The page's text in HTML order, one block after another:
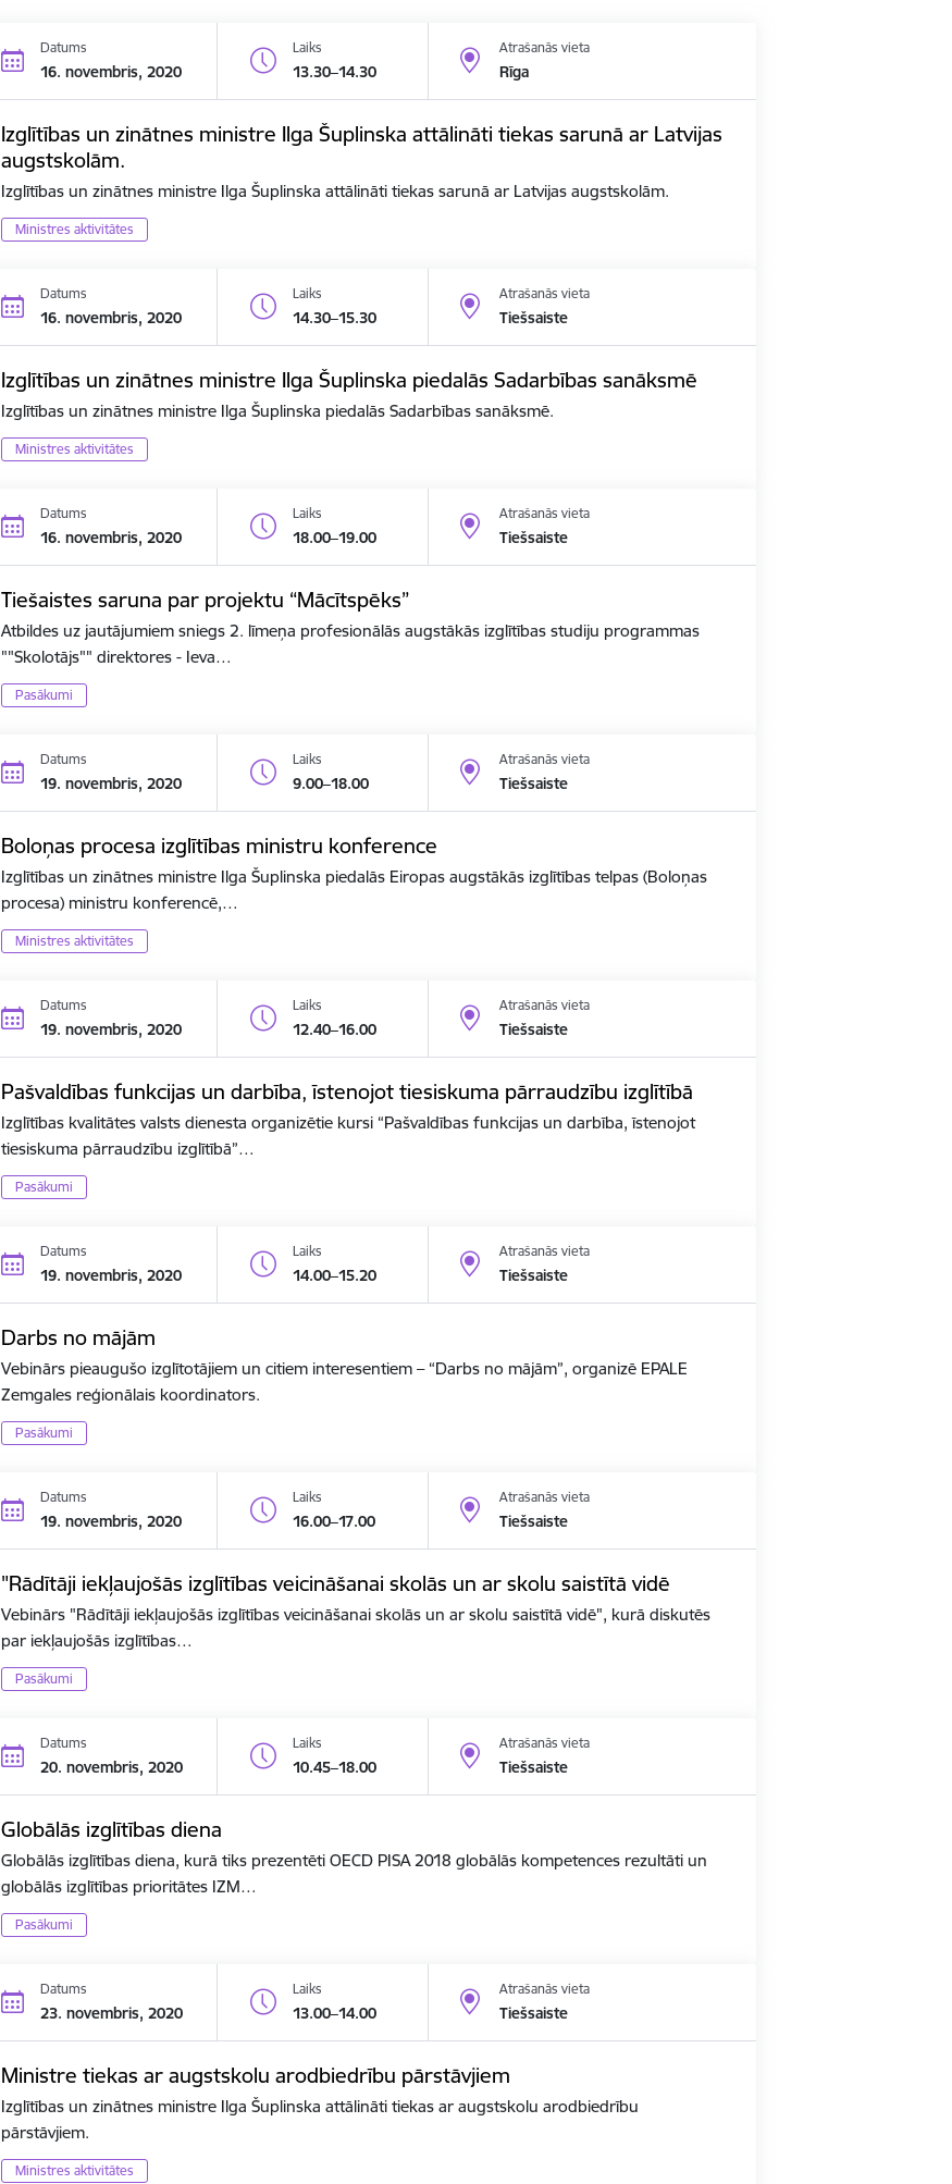
Datums
16. novembris, 2020
Laiks
13.30–14.30
Atrašanās vieta
Rīga
Izglītības un zinātnes ministre Ilga Šuplinska attālināti tiekas sarunā ar Latvijas
augstskolām.
Izglītības un zinātnes ministre Ilga Šuplinska attālināti tiekas sarunā ar Latvijas augstskolām.
Ministres aktivitātes
Datums
16. novembris, 2020
Laiks
14.30–15.30
Atrašanās vieta
Tiešsaiste
Izglītības un zinātnes ministre Ilga Šuplinska piedalās Sadarbības sanāksmē
Izglītības un zinātnes ministre Ilga Šuplinska piedalās Sadarbības sanāksmē.
Ministres aktivitātes
Datums
16. novembris, 2020
Laiks
18.00–19.00
Atrašanās vieta
Tiešsaiste
Tiešaistes saruna par projektu “Mācītspēks”
Atbildes uz jautājumiem sniegs 2. līmeņa profesionālās augstākās izglītības studiju programmas
""Skolotājs"" direktores - Ieva…
Pasākumi
Datums
19. novembris, 2020
Laiks
9.00–18.00
Atrašanās vieta
Tiešsaiste
Boloņas procesa izglītības ministru konference
Izglītības un zinātnes ministre Ilga Šuplinska piedalās Eiropas augstākās izglītības telpas (Boloņas
procesa) ministru konferencē,…
Ministres aktivitātes
Datums
19. novembris, 2020
Laiks
12.40–16.00
Atrašanās vieta
Tiešsaiste
Pašvaldības funkcijas un darbība, īstenojot tiesiskuma pārraudzību izglītībā
Izglītības kvalitātes valsts dienesta organizētie kursi “Pašvaldības funkcijas un darbība, īstenojot
tiesiskuma pārraudzību izglītībā”…
Pasākumi
Datums
19. novembris, 2020
Laiks
14.00–15.20
Atrašanās vieta
Tiešsaiste
Darbs no mājām
Vebinārs pieaugušo izglītotājiem un citiem interesentiem – “Darbs no mājām”, organizē EPALE
Zemgales reģionālais koordinators.
Pasākumi
Datums
19. novembris, 2020
Laiks
16.00–17.00
Atrašanās vieta
Tiešsaiste
"Rādītāji iekļaujošās izglītības veicināšanai skolās un ar skolu saistītā vidē
Vebinārs "Rādītāji iekļaujošās izglītības veicināšanai skolās un ar skolu saistītā vidē", kurā diskutēs
par iekļaujošās izglītības…
Pasākumi
Datums
20. novembris, 2020
Laiks
10.45–18.00
Atrašanās vieta
Tiešsaiste
Globālās izglītības diena
Globālās izglītības diena, kurā tiks prezentēti OECD PISA 2018 globālās kompetences rezultāti un
globālās izglītības prioritātes IZM…
Pasākumi
Datums
23. novembris, 2020
Laiks
13.00–14.00
Atrašanās vieta
Tiešsaiste
Ministre tiekas ar augstskolu arodbiedrību pārstāvjiem
Izglītības un zinātnes ministre Ilga Šuplinska attālināti tiekas ar augstskolu arodbiedrību
pārstāvjiem.
Ministres aktivitātes